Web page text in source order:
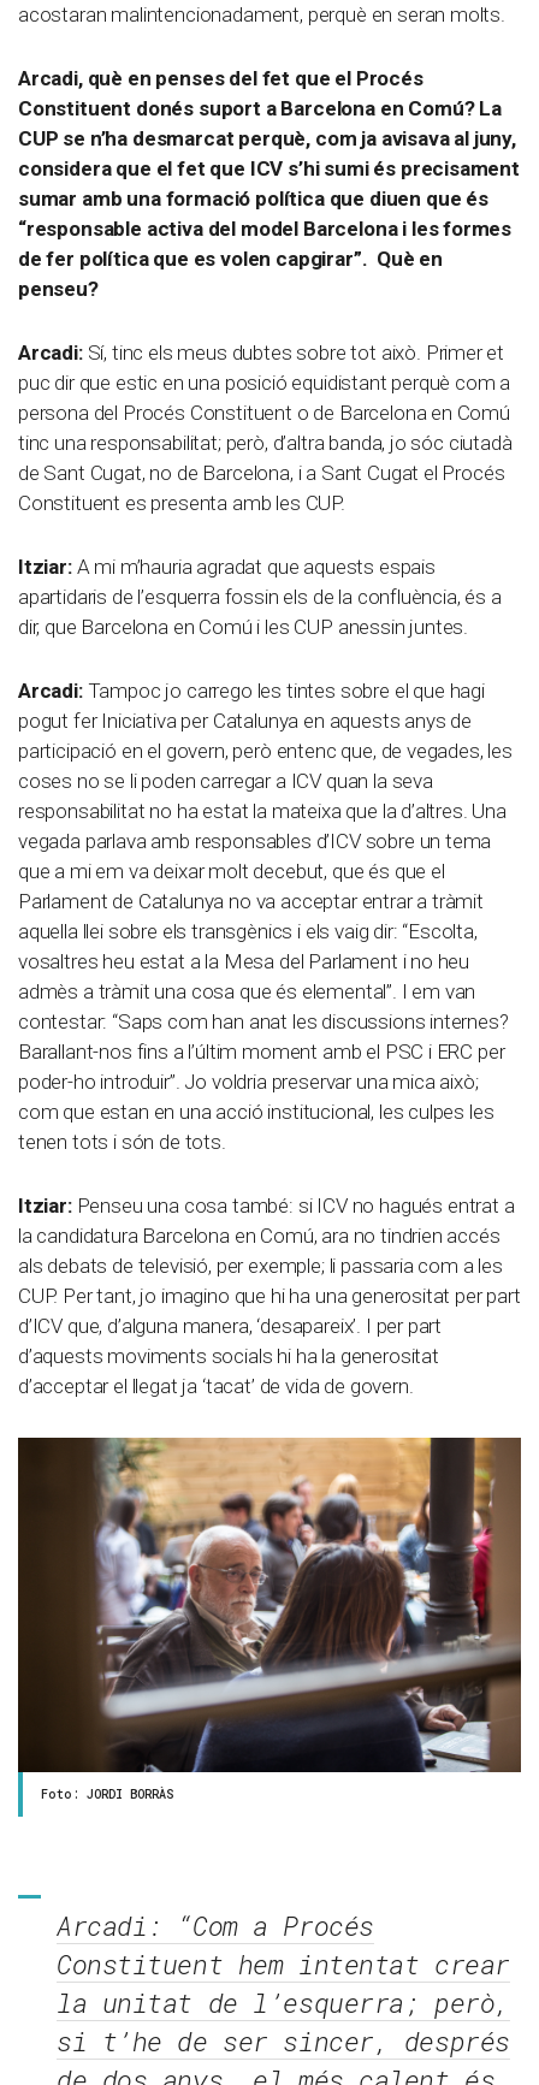
acostaran malintencionadament, perquè en seran molts.
Arcadi, què en penses del fet que el Procés
Constituent donés suport a Barcelona en Comú? La
CUP se n’ha desmarcat perquè, com ja avisava al juny,
considera que el fet que ICV s’hi sumi és precisament
sumar amb una formació política que diuen que és
“responsable activa del model Barcelona i les formes
de fer política que es volen capgirar”. Què en
penseu?
Arcadi:Sí, tinc els meus dubtes sobre tot això. Primer et
puc dir que estic en una posició equidistant perquè com a
persona del Procés Constituent o de Barcelona en Comú
tinc una responsabilitat; però, d’altra banda, jo sóc ciutadà
de Sant Cugat, no de Barcelona, i a Sant Cugat el Procés
Constituent es presenta amb les CUP.
Itziar:A mi m’hauria agradat que aquests espais
apartidaris de l’esquerra fossin els de la confluència, és a
dir, que Barcelona en Comú i les CUP anessin juntes.
Arcadi:Tampoc jo carrego les tintes sobre el que hagi
pogut fer Iniciativa per Catalunya en aquests anys de
participació en el govern, però entenc que, de vegades, les
coses no se li poden carregar a ICV quan la seva
responsabilitat no ha estat la mateixa que la d’altres. Una
vegada parlava amb responsables d’ICV sobre un tema
que a mi em va deixar molt decebut, que és que el
Parlament de Catalunya no va acceptar entrar a tràmit
aquella llei sobre els transgènics i els vaig dir: “Escolta,
vosaltres heu estat a la Mesa del Parlament i no heu
admès a tràmit una cosa que és elemental”. I em van
contestar: “Saps com han anat les discussions internes?
Barallant-nos fins a l’últim moment amb el PSC i ERC per
poder-ho introduir”. Jo voldria preservar una mica això;
com que estan en una acció institucional, les culpes les
tenen tots i són de tots.
Itziar:Penseu una cosa també: si ICV no hagués entrat a
la candidatura Barcelona en Comú, ara no tindrien accés
als debats de televisió, per exemple; li passaria com a les
CUP. Per tant, jo imagino que hi ha una generositat per part
d’ICV que, d’alguna manera, ‘desapareix’. I per part
d’aquests moviments socials hi ha la generositat
d’acceptar el llegat ja ‘tacat’ de vida de govern.
Foto: JORDI BORRÀS
Arcadi: “Com a Procés
Constituent hem intentat crear
la unitat de l’esquerra; però,
si t’he de ser sincer, després